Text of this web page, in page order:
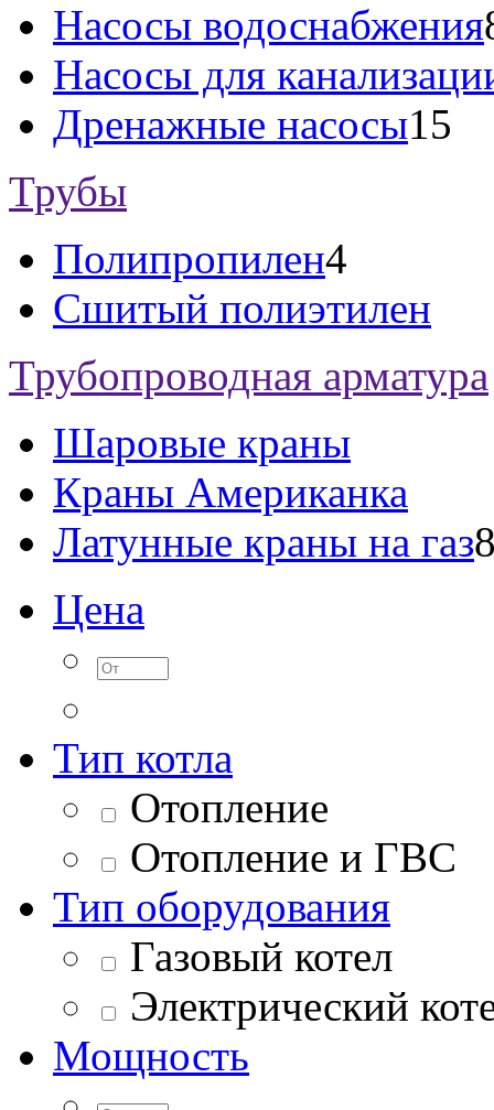
Насосы водоснабжения
Насосы для
Дренажные насосы15
Трубы
Полипропилен4
Сшитый полиэтилен
Трубопроводная арматура
Шаровые краны
Краны Американка
Латунные краны на газ
Цена
Тип котла
Отопление
Отопление и ГВС
Тип оборудования
Газовый котел
Электрический
Мощность